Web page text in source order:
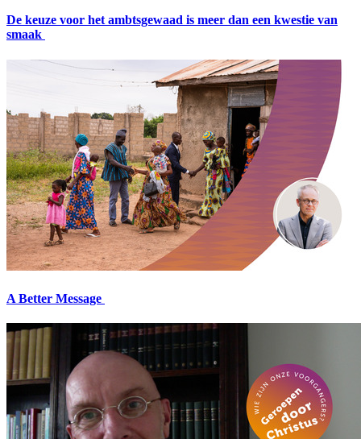
De keuze voor het ambtsgewaad is meer dan een kwestie van
smaak
A Better Message